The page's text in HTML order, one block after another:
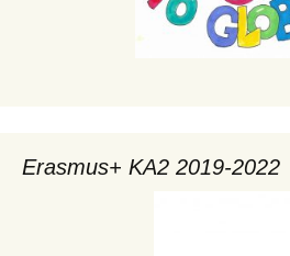
Erasmus+ KA2 2019-2022